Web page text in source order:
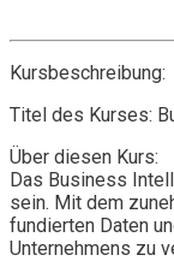
Kursbeschreibung:
Titel des Kurses:
Über diesen Kurs:
Das Business
sein. Mit dem
fundierten Daten
Unternehmens zu